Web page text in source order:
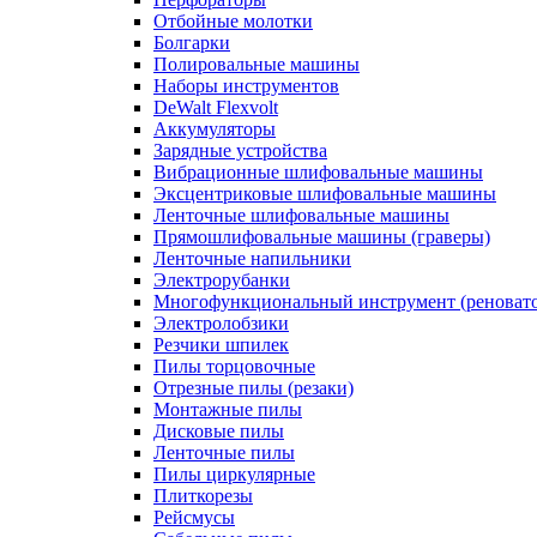
Отбойные молотки
Болгарки
Полировальные машины
Наборы инструментов
DeWalt Flexvolt
Аккумуляторы
Зарядные устройства
Вибрационные шлифовальные машины
Эксцентриковые шлифовальные машины
Ленточные шлифовальные машины
Прямошлифовальные машины (граверы)
Ленточные напильники
Электрорубанки
Многофункциональный инструмент
Электролобзики
Резчики шпилек
Пилы торцовочные
Отрезные пилы (резаки)
Монтажные пилы
Дисковые пилы
Ленточные пилы
Пилы циркулярные
Плиткорезы
Рейсмусы